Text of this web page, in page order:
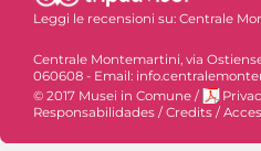
Leggi le recensioni su: Centrale
Centrale Montemartini, via Ostiense
060608 - Email:
© 2017 Musei in Comune /
Responsabilidades /Credits /